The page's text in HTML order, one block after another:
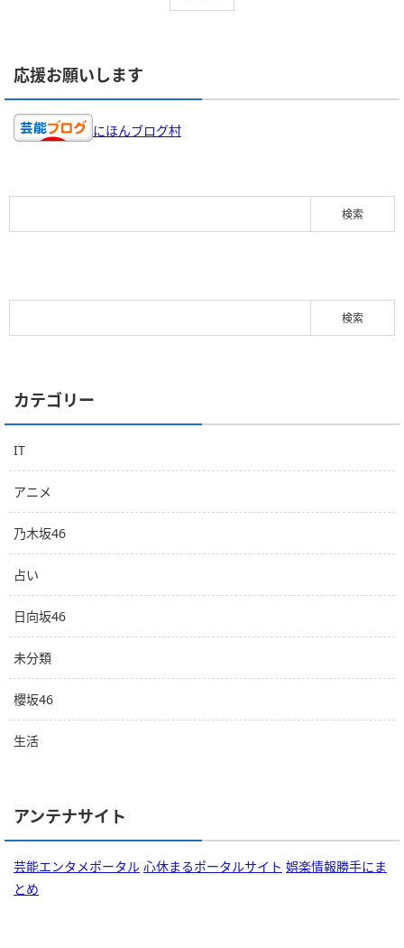
応援お願いします
にほんブログ村
カテゴリー
IT
アニメ
乃木坂46
占い
日向坂46
未分類
櫻坂46
生活
アンテナサイト
芸能エンタメポータル 心休まるポータルサイト 娯楽情報勝手にま
とめ